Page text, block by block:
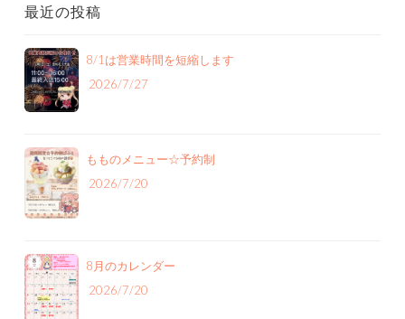
最近の投稿
8/1は営業時間を短縮します
2026/7/27
もものメニュー‪☆予約制
2026/7/20
8月のカレンダー
2026/7/20